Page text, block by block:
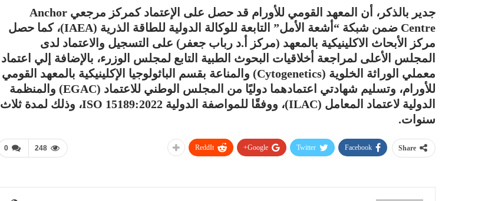
جدير بالذكر، أن المعهد القومي للأورام قد حصل على الإعتماد كمركز مرجعي Anchor
Centre ضمن شبكة “أشعة الأمل” التابعة للوكالة الدولية للطاقة الذرية (IAEA)، كما حصل
مركز الأبحاث الاكلينيكية بالمعهد (مركز أ.د رباب جعفر) على التسجيل والاعتماد لدى
المجلس الأعلى لمراجعة أخلاقيات البحوث الطبية التابع لمجلس الوزرء، بالإضافة إلي اعتماد
معملي الوراثة الخلوية (Cytogenetics) والمناعة بقسم الباثولوجيا الإكلينيكية بالمعهد القومي
للأورام، وتسليم شهادتي اعتمادهما دوليًا من المجلس الوطني للاعتماد (EGAC) والمنظمة
الدولية لاعتماد المعامل (ILAC)، ووفقًا للمواصفة الدولية ISO 15189:2022، وذلك لمدة ثلاث
سنوات.
0 248 Share
Facebook
Twitter
Google+
ReddIt